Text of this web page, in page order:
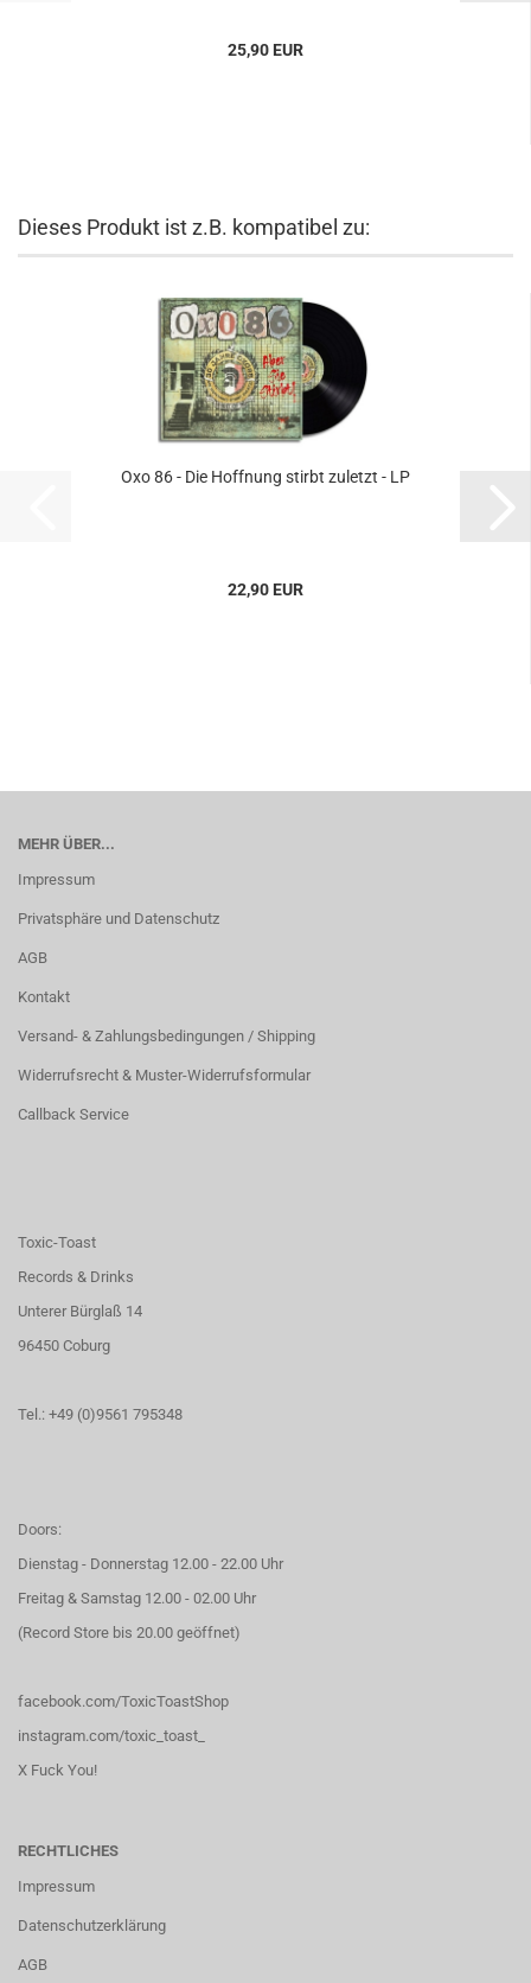
25,90 EUR
Dieses Produkt ist z.B. kompatibel zu:
Oxo 86 - Die Hoffnung stirbt zuletzt - LP
22,90 EUR
MEHR ÜBER...
Impressum
Privatsphäre und Datenschutz
AGB
Kontakt
Versand- & Zahlungsbedingungen / Shipping
Widerrufsrecht & Muster-Widerrufsformular
Callback Service
Toxic-Toast
Records & Drinks
Unterer Bürglaß 14
96450 Coburg
Tel.: +49 (0)9561 795348
Doors:
Dienstag - Donnerstag 12.00 - 22.00 Uhr
Freitag & Samstag 12.00 - 02.00 Uhr
(Record Store bis 20.00 geöffnet)
facebook.com/ToxicToastShop
instagram.com/toxic_toast_
X Fuck You!
RECHTLICHES
Impressum
Datenschutzerklärung
AGB